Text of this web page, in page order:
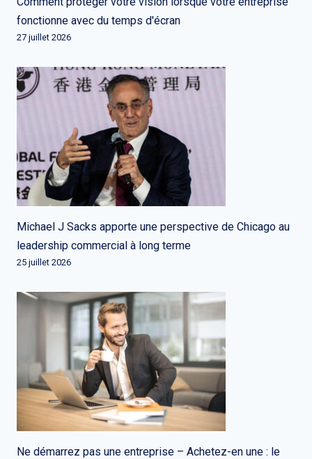
fonctionne avec du temps d'écran
27 juillet 2026
Michael J Sacks apporte une perspective de Chicago au
leadership commercial à long terme
25 juillet 2026
Ne démarrez pas une entreprise – Achetez-en une : le